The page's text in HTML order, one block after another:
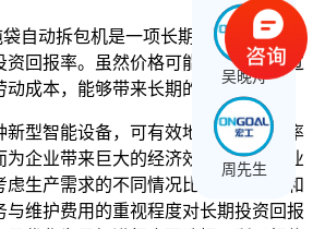
自动拆包机是一项长期投资，企业在
资回报率。虽然价格可能较高，但通过
成本，能够带来长期的经济效益。
新型智能设备，可有效地提高生产效率
为企业带来巨大的经济效益。所以企业
生产需求的不同情况比较不同品牌和
与维护费用的重视程度对长期投资回报
吴晚舟
周先生